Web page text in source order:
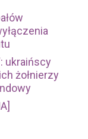
ukraińscy
żołnierzy